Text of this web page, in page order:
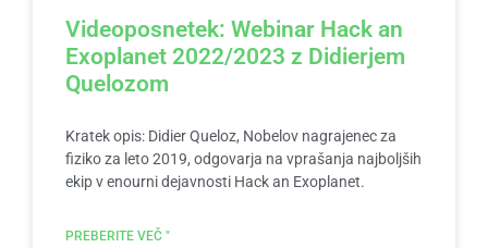
Videoposnetek: Webinar Hack an
Exoplanet 2022/2023 z Didierjem
Quelozom
Kratek opis: Didier Queloz, Nobelov nagrajenec za
fiziko za leto 2019, odgovarja na vprašanja najboljših
ekip v enourni dejavnosti Hack an Exoplanet.
PREBERITE VEČ "